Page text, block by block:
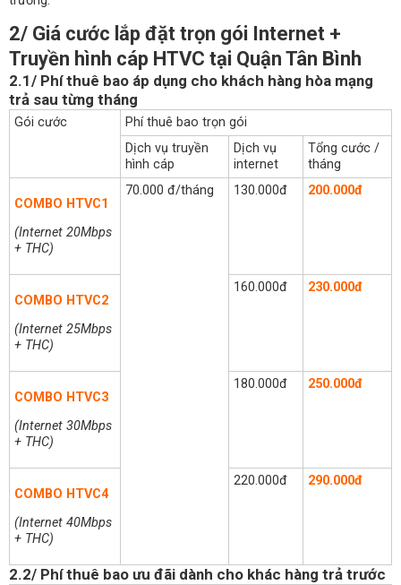
2/ Giá cước lắp đặt trọn gói Internet +
Truyền hình cáp HTVC tại Quận Tân Bình
2.1/ Phí thuê bao áp dụng cho khách hàng hòa mạng
trả sau từng tháng
Gói cước
Phí thuê bao trọn gói
Dịch vụ truyền
hình cáp
Dịch vụ
internet
Tổng cước /
tháng
COMBO HTVC1
(Internet 20Mbps
+ THC)
70.000 đ/tháng 130.000đ 200.000đ
COMBO HTVC2
(Internet 25Mbps
+ THC)
160.000đ 230.000đ
COMBO HTVC3
(Internet 30Mbps
+ THC)
180.000đ 250.000đ
COMBO HTVC4
(Internet 40Mbps
+ THC)
220.000đ 290.000đ
2.2/ Phí thuê bao ưu đãi dành cho khác hàng trả trước